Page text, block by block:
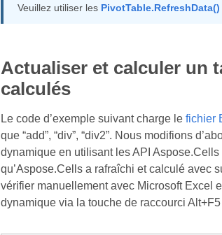
Veuillez utiliser les PivotTable.RefreshData()
Actualiser et calculer un
calculés
Le code d’exemple suivant charge le fichier
que “add”, “div”, “div2”. Nous modifions
dynamique en utilisant les API
qu’Aspose.Cells a rafraîchi et calculé avec
vérifier manuellement avec Microsoft Excel
dynamique via la touche de raccourci